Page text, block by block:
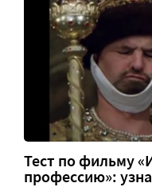
Тест по фильму
профессию»: